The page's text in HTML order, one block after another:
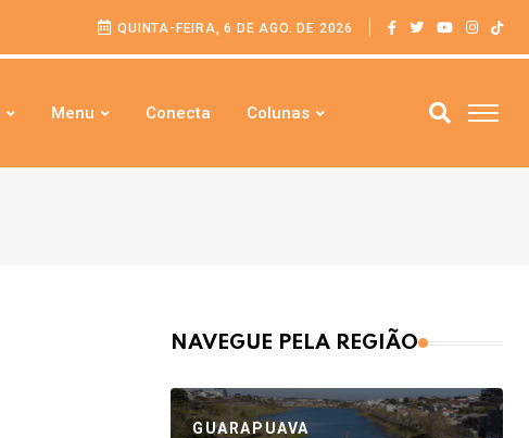
QUINTA-FEIRA, 6 DE AGO. DE 2026
Menu Conecta Colunas
NAVEGUE PELA REGIÃO
GUARAPUAVA